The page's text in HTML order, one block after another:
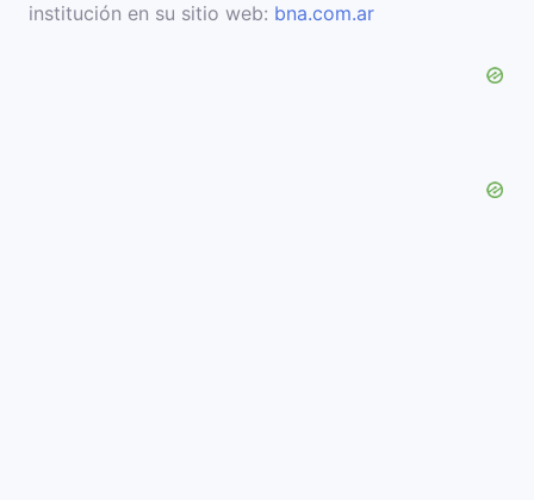
institución en su sitio web: bna.com.ar